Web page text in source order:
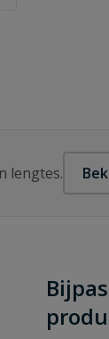
lengtes.